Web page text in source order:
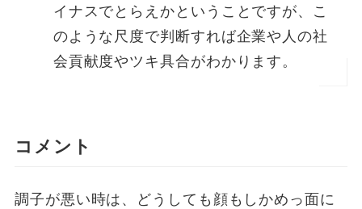
イナスでとらえかということですが、こ
のような尺度で判断すれば企業や人の社
会貢献度やツキ具合がわかります。
コメント
調子が悪い時は、どうしても顔もしかめっ面に